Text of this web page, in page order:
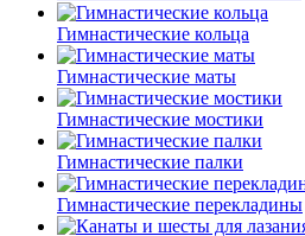
Гимнастические кольца
Гимнастические маты
Гимнастические мостики
Гимнастические палки
Гимнастические перекладины